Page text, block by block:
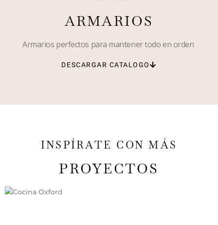
ARMARIOS
Armarios perfectos para mantener todo en orden
DESCARGAR CATALOGO
INSPÍRATE CON MÁS
PROYECTOS